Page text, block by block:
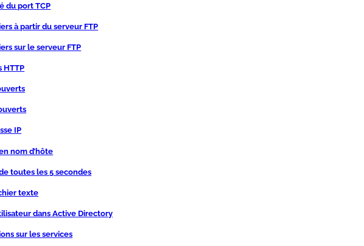
du port TCP
à partir du serveur FTP
sur le serveur FTP
HTTP
IP
nom d’hôte
toutes les 5 secondes
texte
dans Active Directory
sur les services